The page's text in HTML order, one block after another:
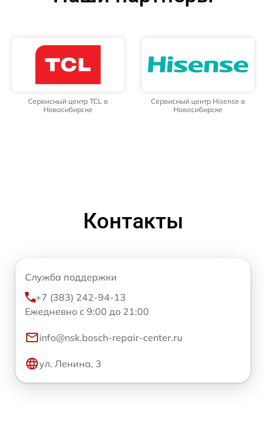
Сервисный центр TCL в
Новосибирске
Сервисный центр Hisense в
Новосибирске
Контакты
Служба поддержки
+7 (383) 242-94-13
Ежедневно с 9:00 до 21:00
info@nsk.bosch-repair-center.ru
ул. Ленина, 3